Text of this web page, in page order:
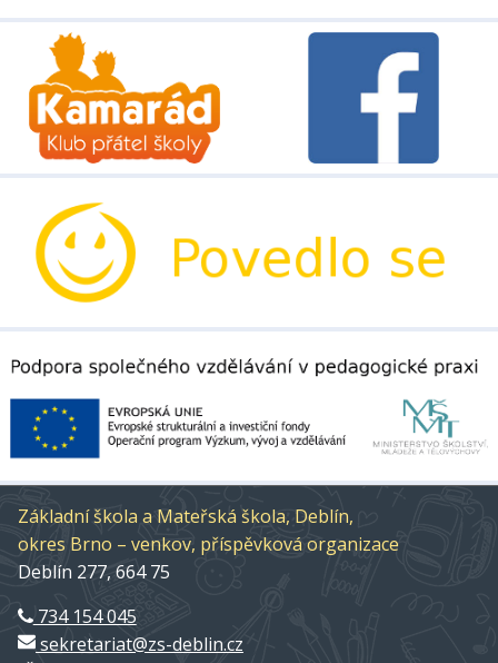
Základní škola a Mateřská škola, Deblín,
okres Brno – venkov, příspěvková organizace
Deblín 277, 664 75
734 154 045
sekretariat@zs-deblin.cz